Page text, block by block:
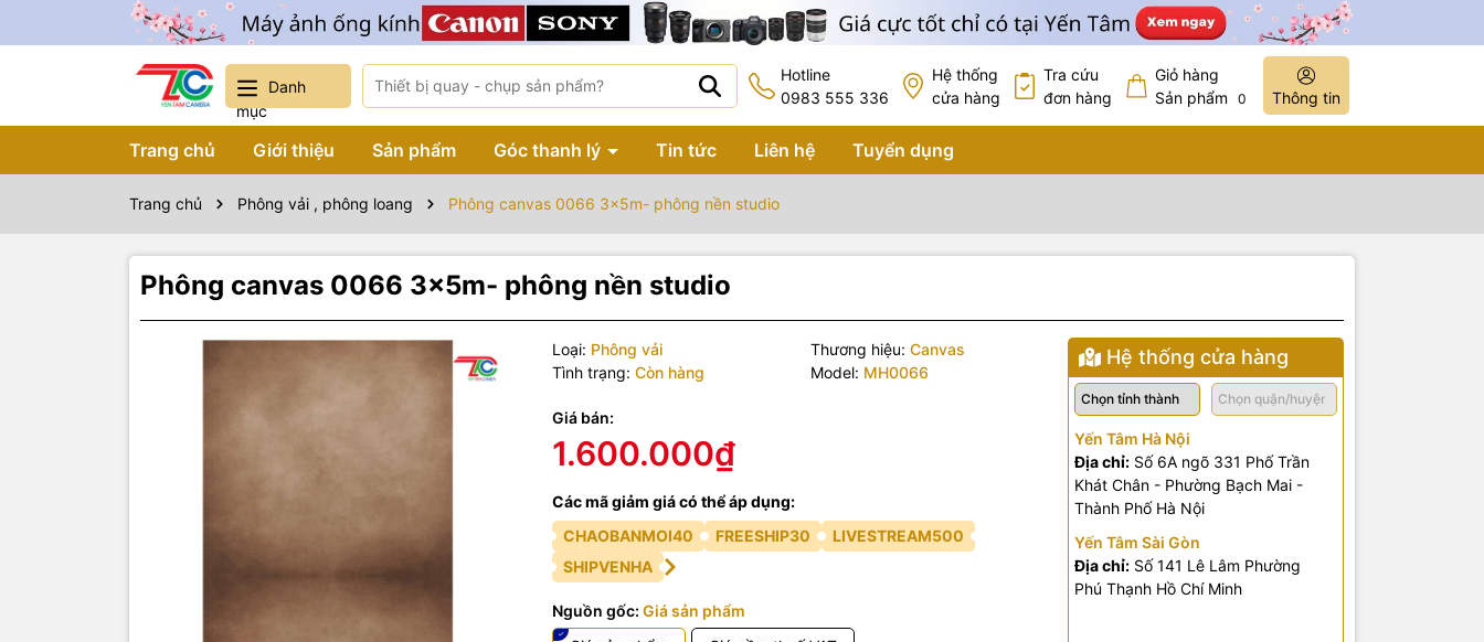
Danh
mục
Hotline
0983 555 336
Hệ thống
cửa hàng
Tra cứu
đơn hàng
Giỏ hàng
Sản phẩm
0 Thông tin
Trang chủ Giới thiệu Sản phẩm Góc thanh lý Tin tức Liên hệ Tuyển dụng
Trang chủ Phông vải , phông loang Phông canvas 0066 3x5m- phông nền studio
Phông canvas 0066 3x5m- phông nền studio
Loại: Phông vải Thương hiệu: Canvas
Tình trạng: Còn hàng Model: MH0066
Giá bán:
1.600.000₫
Các mã giảm giá có thể áp dụng:
CHAOBANMOI40
FREESHIP30
LIVESTREAM500
SHIPVENHA
Nguồn gốc:Giá sản phẩm
Hệ thống cửa hàng
Yến Tâm Hà Nội
Địa chỉ:Số 6A ngõ 331 Phố Trần
Khát Chân - Phường Bạch Mai -
Thành Phố Hà Nội
Yến Tâm Sài Gòn
Địa chỉ:Số 141 Lê Lâm Phường
Phú Thạnh Hồ Chí Minh
Sản phẩm bao gồm